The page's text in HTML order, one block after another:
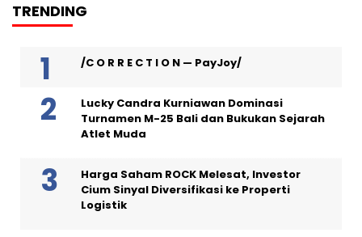
TRENDING
/C O R R E C T I O N — PayJoy/
Lucky Candra Kurniawan Dominasi
Turnamen M-25 Bali dan Bukukan Sejarah
Atlet Muda
Harga Saham ROCK Melesat, Investor
Cium Sinyal Diversifikasi ke Properti
Logistik